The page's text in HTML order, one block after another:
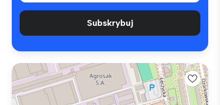
Subskrybuj